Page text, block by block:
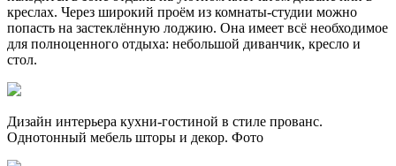
креслах. Через широкий проём из комнаты-студии можно
попасть на застеклённую лоджию. Она имеет всё необходимое
для полноценного отдыха: небольшой диванчик, кресло и
стол.
Дизайн интерьера кухни-гостиной в стиле прованс.
Однотонный мебель шторы и декор. Фото